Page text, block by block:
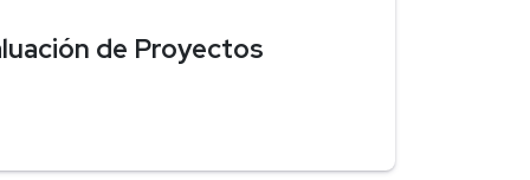
de Proyectos